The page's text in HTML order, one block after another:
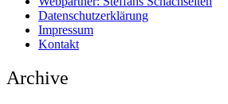
Datenschutzerklärung
Impressum
Kontakt
Archive